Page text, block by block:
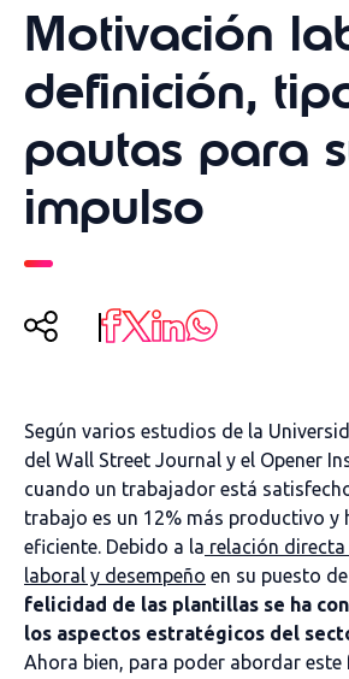
Motivación
definición,
pautas para
impulso
Según varios estudios de la
del Wall Street Journal y el Opener
cuando un trabajador está
trabajo es un 12% más productivo y
eficiente. Debido a la relación
laboral y desempeño en su puesto
felicidad de las plantillas se ha
los aspectos estratégicos del
Ahora bien, para poder abordar este